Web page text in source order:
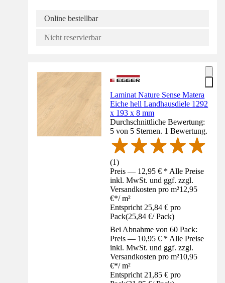
Online bestellbar
Nicht reservierbar
Laminat Nature Sense Matera
Eiche hell Landhausdiele 1292
x 193 x 8 mm
Durchschnittliche Bewertung:
5 von 5 Sternen. 1 Bewertung.
(1)
Preis — 12,95 € * Alle Preise
inkl. MwSt. und ggf. zzgl.
Versandkosten pro m²12,95
€*/ m²
Entspricht 25,84 € pro
Pack(25,84 €/ Pack)
Bei Abnahme von 60 Pack:
Preis — 10,95 € * Alle Preise
inkl. MwSt. und ggf. zzgl.
Versandkosten pro m²10,95
€*/ m²
Entspricht 21,85 € pro